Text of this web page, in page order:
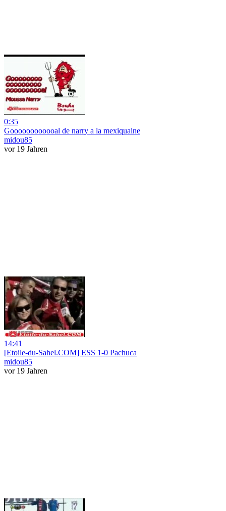
0:35
Goooooooooooal de narry a la mexiquaine
midou85
vor 19 Jahren
14:41
[Etoile-du-Sahel.COM] ESS 1-0 Pachuca
midou85
vor 19 Jahren